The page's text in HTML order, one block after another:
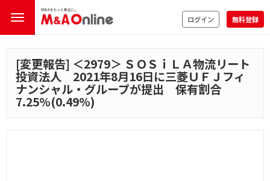
ログイン 無料登録
[変更報告] ＜2979＞ ＳＯＳｉＬＡ物流リート
投資法人 2021年8月16日に三菱ＵＦＪフィ
ナンシャル・グループが提出 保有割合
7.25%(0.49%)